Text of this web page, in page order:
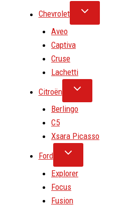
Chevrolet
Aveo
Captiva
Cruse
Lachetti
Citroën
Berlingo
C5
Xsara Picasso
Ford
Explorer
Focus
Fusion